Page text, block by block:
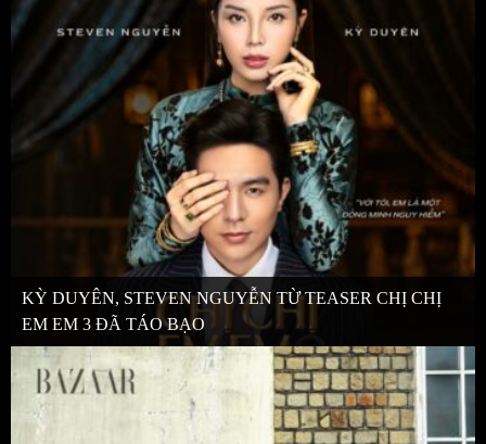
KỲ DUYÊN, STEVEN NGUYỄN TỪ TEASER CHỊ CHỊ
EM EM 3 ĐÃ TÁO BẠO